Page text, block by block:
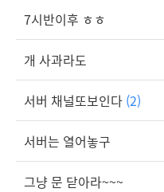
7시반이후 ㅎㅎ
개 사과라도
서버 채널또보인다 (2)
서버는 열어놓구
그냥 문 닫아라~~~